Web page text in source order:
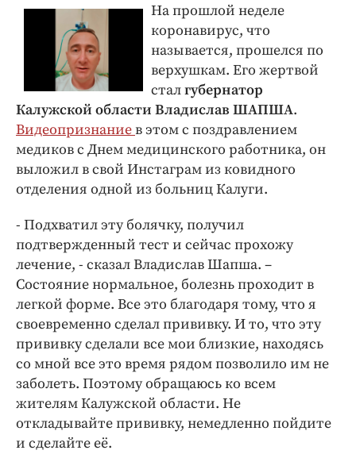
На прошлой неделе
коронавирус, что
называется, прошелся по
верхушкам. Его жертвой
сталгубернатор
Калужской области Владислав ШАПША.
Видеопризнаниев этом с поздравлением
медиков с Днем медицинского работника, он
выложил в свой Инстаграм из ковидного
отделения одной из больниц Калуги.
- Подхватил эту болячку, получил
подтвержденный тест и сейчас прохожу
лечение, - сказал Владислав Шапша. –
Состояние нормальное, болезнь проходит в
легкой форме. Все это благодаря тому, что я
своевременно сделал прививку. И то, что эту
прививку сделали все мои близкие, находясь
со мной все это время рядом позволило им не
заболеть. Поэтому обращаюсь ко всем
жителям Калужской области. Не
откладывайте прививку, немедленно пойдите
и сделайте её.